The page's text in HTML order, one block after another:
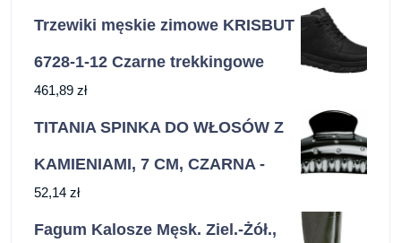
Trzewiki męskie zimowe KRISBUT
6728-1-12 Czarne trekkingowe
461,89 zł
TITANIA SPINKA DO WŁOSÓW Z
KAMIENIAMI, 7 CM, CZARNA -
52,14 zł
Fagum Kalosze Męsk. Ziel.-Żół.,